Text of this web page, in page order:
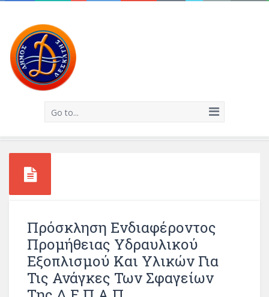
Go to...
Πρόσκληση Ενδιαφέροντος
Προμήθειας Υδραυλικού
Εξοπλισμού Και Υλικών Για
Τις Ανάγκες Των Σφαγείων